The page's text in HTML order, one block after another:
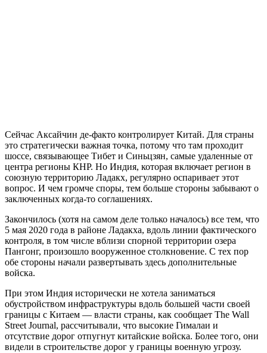
Сейчас Аксайчин де-факто контролирует Китай. Для страны
это стратегически важная точка, потому что там проходит
шоссе, связывающее Тибет и Синьцзян, самые удаленные от
центра регионы КНР. Но Индия, которая включает регион в
союзную территорию Ладакх, регулярно оспаривает этот
вопрос. И чем громче споры, тем больше стороны забывают о
заключенных когда-то соглашениях.
Закончилось (хотя на самом деле только началось) все тем, что
5 мая 2020 года в районе Ладакха, вдоль линии фактического
контроля, в том числе вблизи спорной территории озера
Пангонг, произошло вооруженное столкновение. С тех пор
обе стороны начали развертывать здесь дополнительные
войска.
При этом Индия исторически не хотела заниматься
обустройством инфраструктуры вдоль большей части своей
границы с Китаем — власти страны, как сообщает The Wall
Street Journal, рассчитывали, что высокие Гималаи и
отсутствие дорог отпугнут китайские войска. Более того, они
видели в строительстве дорог у границы военную угрозу.